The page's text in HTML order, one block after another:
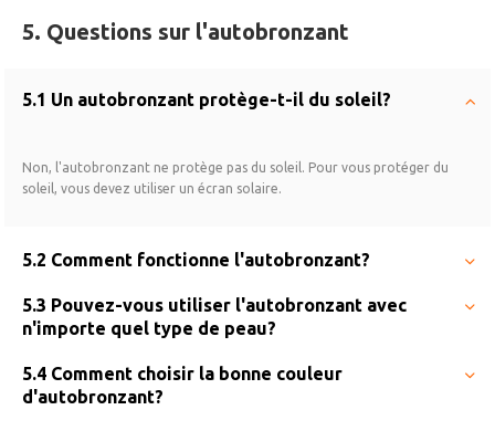
5. Questions sur l'autobronzant
5.1 Un autobronzant protège-t-il du soleil?
Non, l'autobronzant ne protège pas du soleil. Pour vous protéger du
soleil, vous devez utiliser un écran solaire.
5.2 Comment fonctionne l'autobronzant?
5.3 Pouvez-vous utiliser l'autobronzant avec
n'importe quel type de peau?
5.4 Comment choisir la bonne couleur
d'autobronzant?